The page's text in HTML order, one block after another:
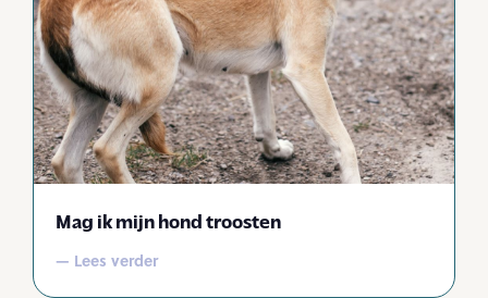
Mag ik mijn hond troosten
— Lees verder